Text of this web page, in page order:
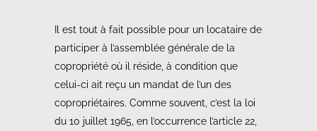
Il est tout à fait possible pour un locataire de
participer à l’assemblée générale de la
copropriété où il réside, à condition que
celui-ci ait reçu un mandat de l’un des
copropriétaires. Comme souvent, c’est la loi
du 10 juillet 1965, en l’occurrence l’article 22,